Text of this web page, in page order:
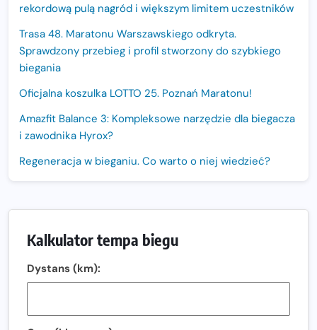
rekordową pulą nagród i większym limitem uczestników
Trasa 48. Maratonu Warszawskiego odkryta.
Sprawdzony przebieg i profil stworzony do szybkiego
biegania
Oficjalna koszulka LOTTO 25. Poznań Maratonu!
Amazfit Balance 3: Kompleksowe narzędzie dla biegacza
i zawodnika Hyrox?
Regeneracja w bieganiu. Co warto o niej wiedzieć?
Złota Seria 42 rośnie. Coraz więcej maratończyków
wybiera wyzwanie trzech największych maratonów w
Polsce
Kalkulator tempa biegu
Dystans (km):